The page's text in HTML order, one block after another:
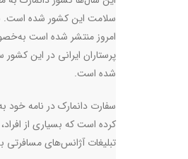
سلامت این کشور شده است.
امروز منتشر شده است
پرستاران ایرانی در این
شده است.
سفارت دانمارک در نامه‌ خود
کرده است که بسیاری از
تبلیغات آژانس‌های